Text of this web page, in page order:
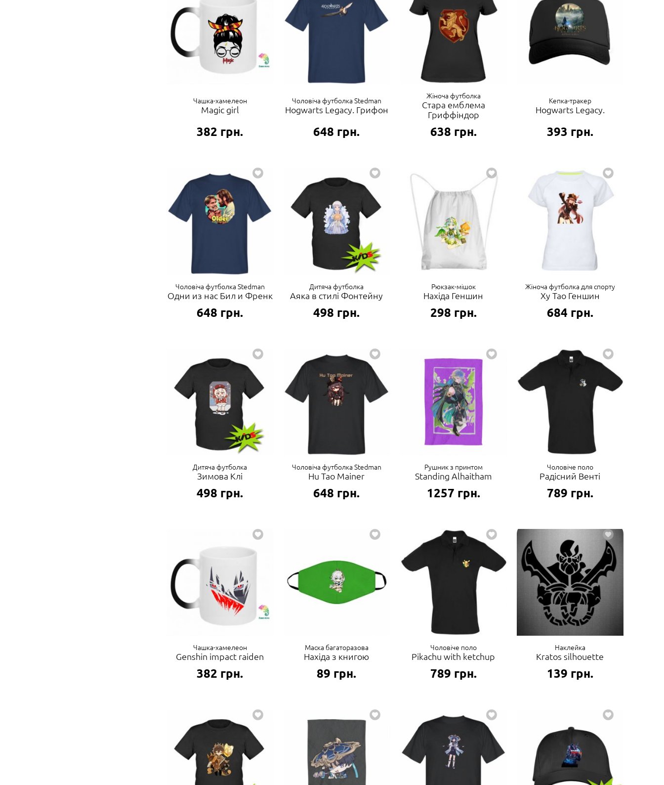
Чашка-хамелеон
Magic girl
382 грн.
Чоловіча футболка Stedman
Hogwarts Legacy. Грифон
648 грн.
Жіноча футболка
Стара емблема
Гриффіндор
638 грн.
Кепка-тракер
Hogwarts Legacy.
393 грн.
Чоловіча футболка Stedman
Одни из нас Бил и Френк
648 грн.
Дитяча футболка
Аяка в стилі Фонтейну
498 грн.
Рюкзак-мішок
Нахіда Геншин
298 грн.
Жіноча футболка для спорту
Ху Тао Геншин
684 грн.
Дитяча футболка
Зимова Клі
498 грн.
Чоловіча футболка Stedman
Hu Tao Mainer
648 грн.
Рушник з принтом
Standing Alhaitham
1257 грн.
Чоловіче поло
Радісний Венті
789 грн.
Чашка-хамелеон
Genshin impact raiden
382 грн.
Маска багаторазова
Нахіда з книгою
89 грн.
Чоловіче поло
Pikachu with ketchup
789 грн.
Наклейка
Kratos silhouette
139 грн.